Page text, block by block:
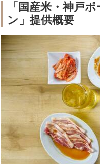
「国産米・神戸
ン」提供概要